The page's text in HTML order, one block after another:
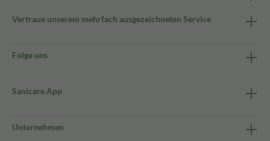
Vertraue unserem mehrfach ausgezeichneten Service
Folge uns
Sanicare App
Unternehmen